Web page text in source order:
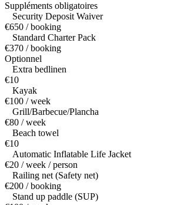
Suppléments obligatoires
Security Deposit Waiver
€650 / booking
Standard Charter Pack
€370 / booking
Optionnel
Extra bedlinen
€10
Kayak
€100 / week
Grill/Barbecue/Plancha
€80 / week
Beach towel
€10
Automatic Inflatable Life Jacket
€20 / week / person
Railing net (Safety net)
€200 / booking
Stand up paddle (SUP)